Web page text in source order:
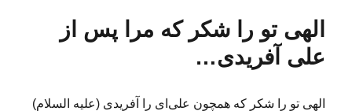
الهی تو را شکر که مرا پس از
علی آفریدی…
الهی تو را شکر که همچون علی‌ای را آفریدی (علیه السلام)